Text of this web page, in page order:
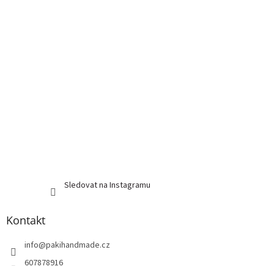
Sledovat na Instagramu
Kontakt
info@pakihandmade.cz
607878916